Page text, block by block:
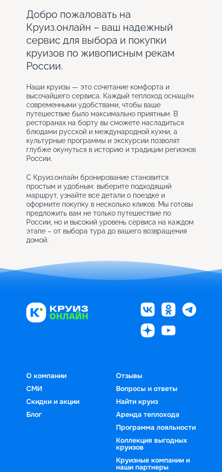
Добро пожаловать на
Круиз.онлайн – ваш надежный
сервис для выбора и покупки
круизов по живописным рекам
России.
Наши круизы — это сочетание комфорта и
высочайшего сервиса. Каждый теплоход оснащён
современными удобствами, чтобы ваше
путешествие было максимально приятным. В
ресторанах на борту вы сможете насладиться
блюдами русской и международной кухни, а
культурные программы и экскурсии позволят
глубже окунуться в историю и традиции регионов
России.
С Круиз.онлайн бронирование становится
простым и удобным: выберите подходящий
маршрут, узнайте все детали о поездке и
оформите покупку в несколько кликов. Мы готовы
предложить вам не только путешествие по
России, но и высокий уровень сервиса на каждом
этапе – от выбора тура до вашего возвращения
домой.
О компании
СМИ
Скидки и акции
Блог
Отзывы
Вопросы и ответы
Найти круиз
Аренда теплохода
Программа лояльности
Коллекция выгодных
круизов
Круизные компании и
наши партнеры